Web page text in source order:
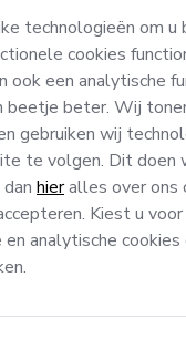
mag Wassie
Kies uit losse
of een aantal
voor je hebben
DOE JOUW
technologieën om u
cookies
ook een analytische
beter. Wij
gebruiken wij
te volgen. Dit doen
hieralles over ons
Kiest u
analytische cookies